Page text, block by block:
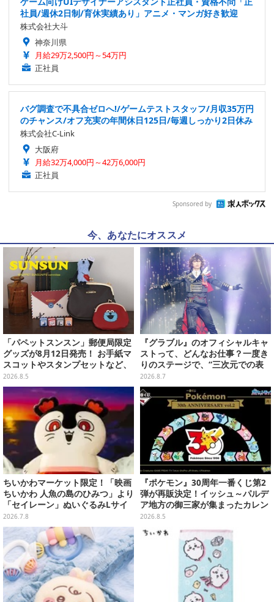
社員/週休2日制/育休実績あり」アニメ・マンガ好き歓迎
株式会社大斗
神奈川県
月給29万2,500円～54万円
正社員
バグ調査で不具合ゼロへ!/ゲームテストスタッフ/月収35万円
のチャンス/オフ充実の年間休日125日/毎週しっかり2日休み
株式会社C-Link
大阪府
月給32万4,000円～42万6,000円
正社員
Sponsored by
今、あなたにオススメ
「パペットスンスン」郵便局限定
グッズが8月12日発売！ お手紙マ
スコットやスタンプセットなど、
可愛すぎる全5アイテムがライン
ナップ
2026.8.5
『グラブル』のオフィシャルキャ
ストって、どんなお仕事？一度き
りのステージで、“三次元での表
現”に全力を懸けるキャスト陣の
舞台裏【インタビュー】
2026.8.7
ちいかわマーケット限定！「映画
ちいかわ 人魚の島のひみつ」より
「セイレーン」ぬいぐるみLサイ
ズが7月24日より予約開始
2026.7.8
『ポケモン』30周年一番くじ第2
弾が再販決定！イッシュ～パルデ
ア地方の御三家が集まったカレン
ダー、ぬいぐるみなど記念グッズ
盛りだくさん
2026.8.5